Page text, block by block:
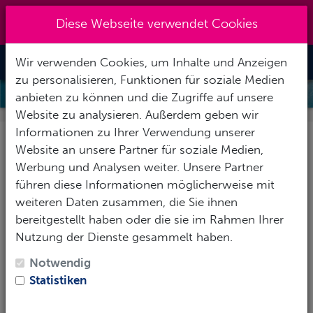
info@tauchzentrale.de
Toggle
TAUCHVERSICHERUNG
Tauchversicherung -
Dein Rundumschutz
Der Tauchsport fasziniert viele Menschen auf der
ganzen Welt. Doch nicht alle denken beim
„Abtauchen“ daran, dass mit dem Tauchen (wie bei
jeder Sportart) auch Risiken verbunden sind. Kommt
es zu einem Unfall, sind die entstehenden Kosten oft
Diese Webseite verwendet Cookies
Wir verwenden Cookies, um Inhalte und Anzeigen
zu personalisieren, Funktionen für soziale Medien
anbieten zu können und die Zugriffe auf unsere
Website zu analysieren. Außerdem geben wir
Informationen zu Ihrer Verwendung unserer
Website an unsere Partner für soziale Medien,
Werbung und Analysen weiter. Unsere Partner
führen diese Informationen möglicherweise mit
weiteren Daten zusammen, die Sie ihnen
bereitgestellt haben oder die sie im Rahmen Ihrer
Nutzung der Dienste gesammelt haben.
Notwendig
Statistiken